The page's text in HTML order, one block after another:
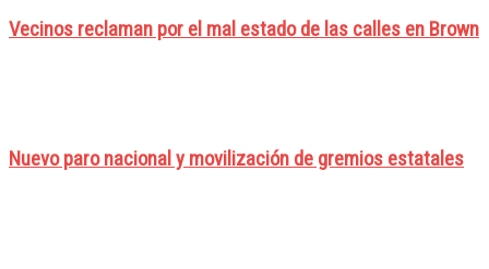
Vecinos reclaman por el mal estado de las calles en Brown
Nuevo paro nacional y movilización de gremios estatales